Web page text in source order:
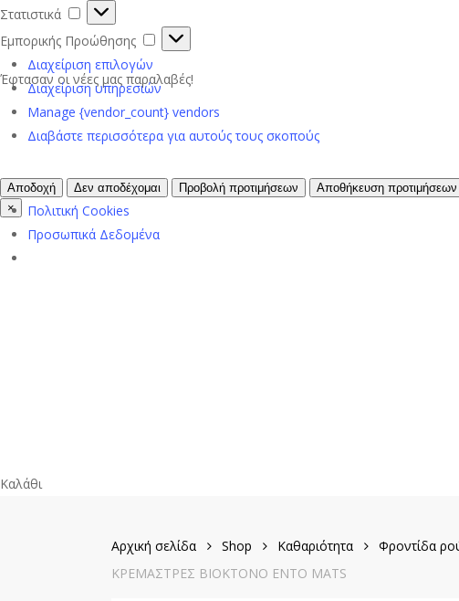
Στατιστικά
Στατιστικά
Εμπορικής Προώθησης
Εμπορικής
Διαχείριση επιλογών
Διαχείριση υπηρεσιών
Manage {vendor_count} vendors
Διαβάστε περισσότερα για αυτούς τους σκοπούς
Αποδοχή Δεν αποδέχομαι Προβολή προτιμήσεων Αποθήκευση προτιμήσεων
Πολιτική Cookies
Προσωπικά Δεδομένα
Καλάθι
Αρχική σελίδα Shop Καθαριότητα Φροντίδα
ΚΡΕΜΑΣΤΡΕΣ ΒΙΟΚΤΟΝΟ ENTO MATS
Έφτασαν οι νέες μας παραλαβές!
×